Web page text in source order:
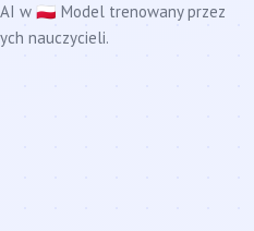
w 🇵🇱 Model trenowany przez
nauczycieli.